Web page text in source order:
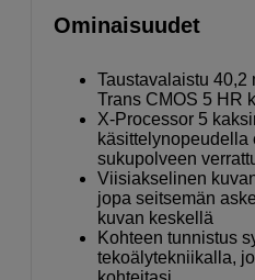
Ominaisuudet
Taustavalaistu 40,2
Trans CMOS 5 HR
X-Processor 5
käsittelynopeudella
sukupolveen
Viisiakselinen
jopa seitsemän
kuvan keskellä
Kohteen tunnistus
tekoälytekniikalla,